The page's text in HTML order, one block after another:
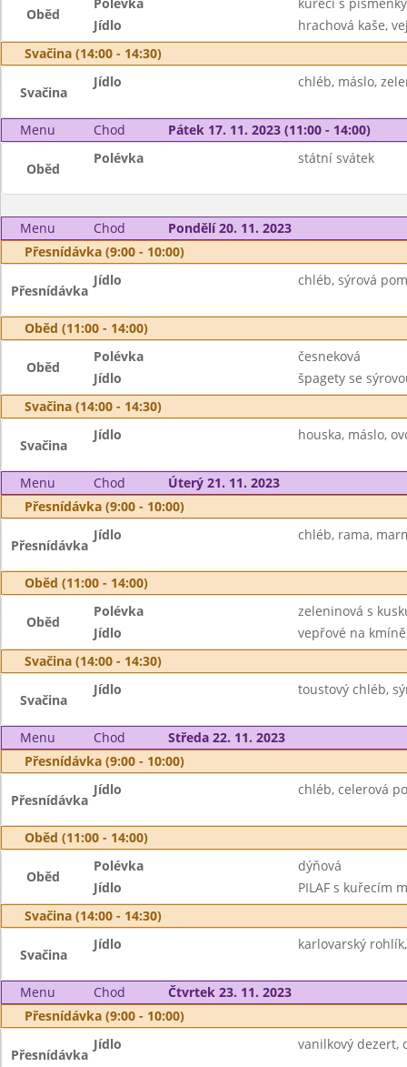
Oběd
Jídlo
hrachová kaše,
Svačina (14:00 - 14:30)
Svačina
Jídlo chléb, máslo,
Menu Chod Pátek 17. 11. 2023 (11:00 - 14:00)
Oběd
Polévka státní svátek
Menu Chod
Pondělí 20. 11. 2023
Přesnídávka (9:00 - 10:00)
Přesnídávka
Jídlo chléb, sýrová
Oběd (11:00 - 14:00)
Oběd
Polévka
česneková
Jídlo
špagety se
Svačina (14:00 - 14:30)
Svačina
Jídlo houska, máslo,
Menu Chod
Úterý 21. 11. 2023
Přesnídávka (9:00 - 10:00)
Přesnídávka
Jídlo chléb, rama,
Oběd (11:00 - 14:00)
Oběd
Polévka
zeleninová s
Jídlo
vepřové na
Svačina (14:00 - 14:30)
Svačina
Jídlo toustový chléb,
Menu Chod
Středa 22. 11. 2023
Přesnídávka (9:00 - 10:00)
Přesnídávka
Jídlo chléb, celerová
Oběd (11:00 - 14:00)
Oběd
Polévka
dýňová
Jídlo
PILAF s kuřecím
Svačina (14:00 - 14:30)
Svačina
Jídlo karlovarský
Menu Chod
Čtvrtek 23. 11. 2023
Přesnídávka (9:00 - 10:00)
Přesnídávka
Jídlo vanilkový dezert,